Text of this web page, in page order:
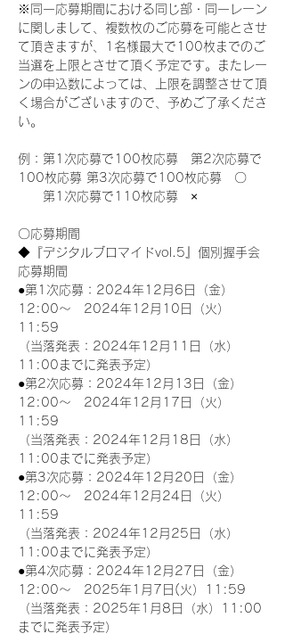
※同一応募期間における同じ部・同一レーン
に関しまして、複数枚のご応募を可能とさせ
て頂きますが、1名様最大で100枚までのご
当選を上限とさせて頂く予定です。またレー
ンの申込数によっては、上限を調整させて頂
く場合がございますので、予めご了承くださ
い。
例：第1次応募で100枚応募　第2次応募で
100枚応募 第3次応募で100枚応募　〇
第1次応募で110枚応募　×
〇応募期間
◆『デジタルブロマイドvol.5』個別握手会
応募期間
●第1次応募：2024年12月6日（金）
12:00～　2024年12月10日（火）
11:59
（当落発表：2024年12月11日（水）
11:00までに発表予定）
●第2次応募：2024年12月13日（金）
12:00～　2024年12月17日（火）
11:59
（当落発表：2024年12月18日（水）
11:00までに発表予定）
●第3次応募：2024年12月20日（金）
12:00～　2024年12月24日（火）
11:59
（当落発表：2024年12月25日（水）
11:00までに発表予定）
●第4次応募：2024年12月27日（金）
12:00～　2025年1月7日(火）11:59
（当落発表：2025年1月8日（水）11:00
までに発表予定）